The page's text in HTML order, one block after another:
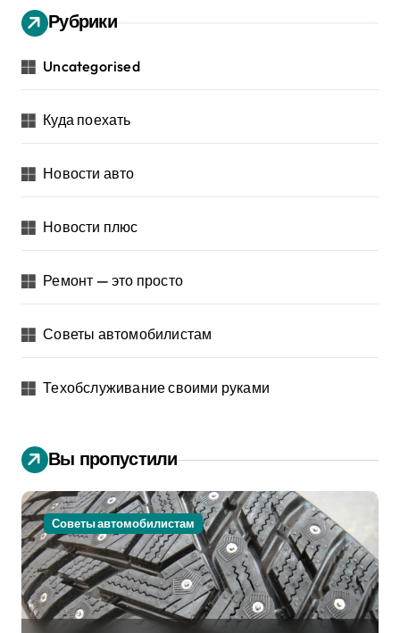
Рубрики
Uncategorised
Куда поехать
Новости авто
Новости плюс
Ремонт — это просто
Советы автомобилистам
Техобслуживание своими руками
Вы пропустили
Советы автомобилистам